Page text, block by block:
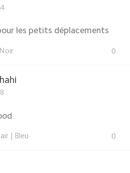
les petits déplacements
Noir 0
| Bleu 0